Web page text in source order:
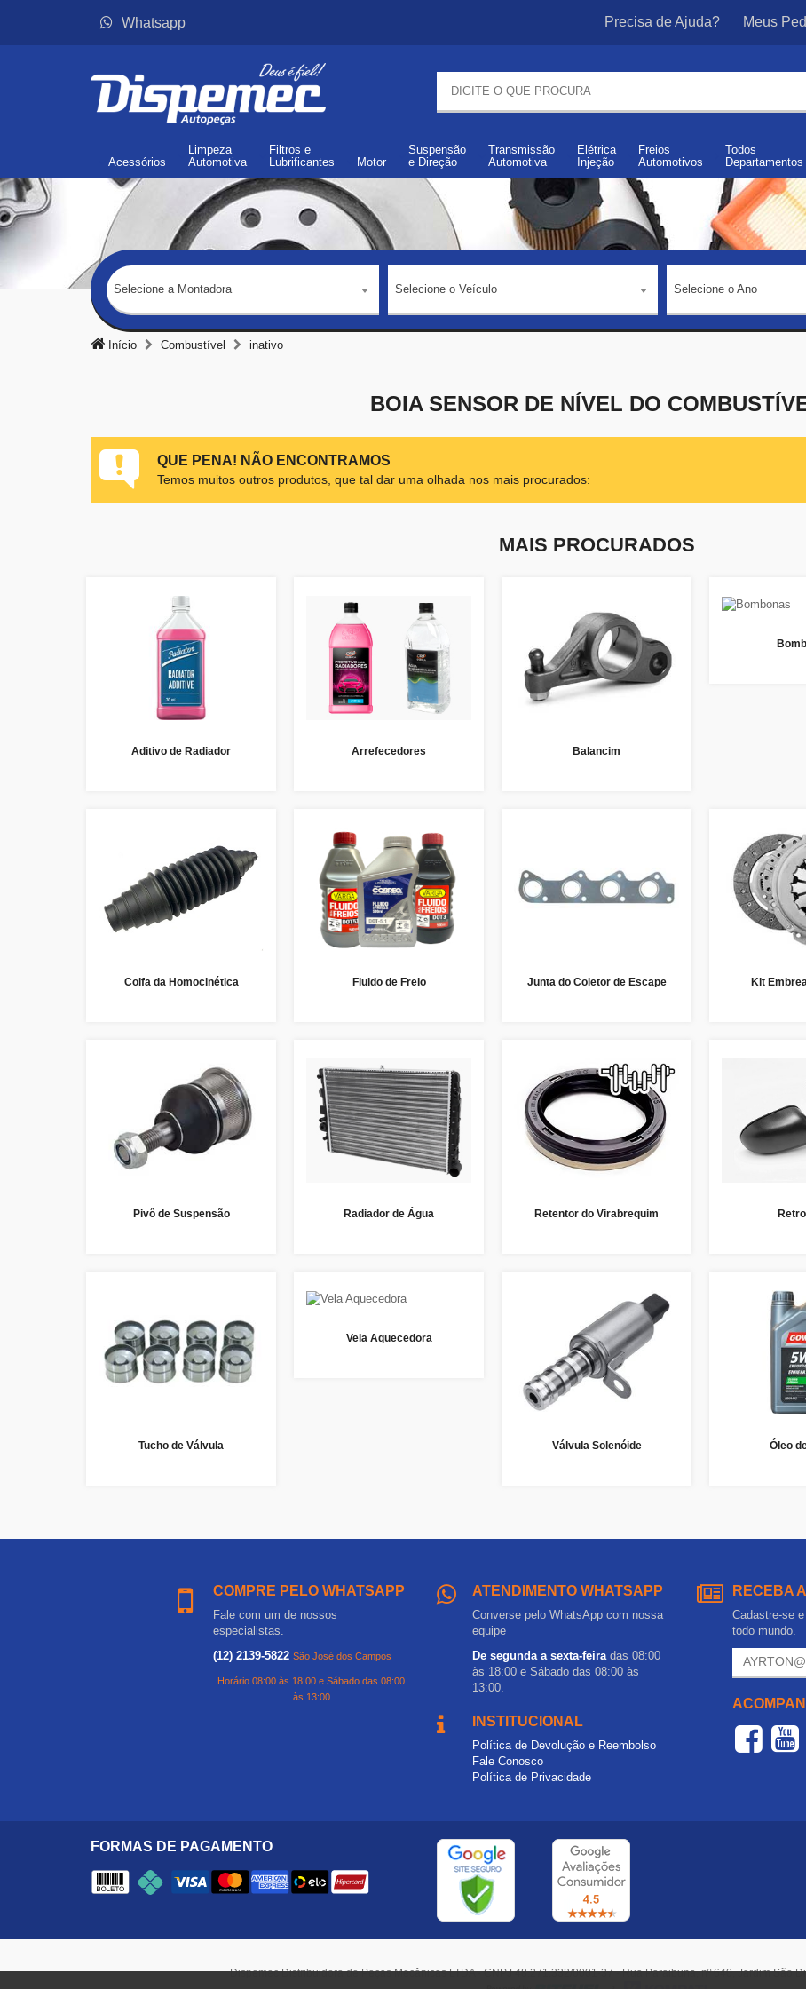
Whatsapp Precisa de Ajuda? Meus
Acessórios
Limpeza
Automotiva
Filtros e
Lubrificantes
Motor
Suspensão
e Direção
Transmissão
Automotiva
Elétrica
Injeção
Freios
Automotivos
Todos
Departamentos
Selecione a Montadora Selecione o Veículo Selecione o Ano
Início Combustível inativo
BOIA SENSOR DE NÍVEL DO
QUE PENA! NÃO ENCONTRAMOS
Temos muitos outros produtos, que tal dar uma olhada nos mais procurados:
MAIS PROCURADOS
Aditivo de Radiador Arrefecedores Balancim
Coifa da Homocinética Fluido de Freio Junta do Coletor de Escape Kit
Pivô de Suspensão Radiador de Água Retentor do Virabrequim
Tucho de Válvula
Vela Aquecedora
Válvula Solenóide Óleo
COMPRE PELO WHATSAPP
Fale com um de nossos
especialistas.
(12) 2139-5822 São José dos Campos
Horário 08:00 às 18:00 e Sábado das 08:00
às 13:00
ATENDIMENTO WHATSAPP
Converse pelo WhatsApp com nossa
equipe
De segunda a sexta-feira das 08:00
às 18:00 e Sábado das 08:00 às
13:00.
INSTITUCIONAL
Política de Devolução e Reembolso
Fale Conosco
Política de Privacidade
RECEBA
Cadastre-se
todo mundo.
FORMAS DE PAGAMENTO
Dispemec Distribuidora de Peças Mecânicas LTDA - CNPJ 48.271.332/0001-37 - Rua Paraibuna, nº 640, Jardim São